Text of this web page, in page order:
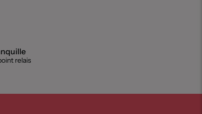
relais